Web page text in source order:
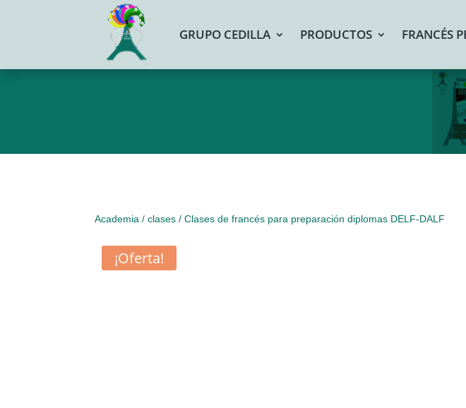
GRUPO CEDILLA PRODUCTOS FRANCÉS
Academia /clases / Clases de francés para preparación diplomas DELF-DALF
¡Oferta!